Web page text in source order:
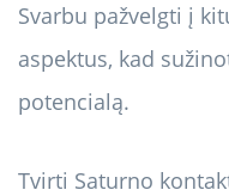
Svarbu pažvelgti į
aspektus, kad
potencialą.
Tvirti Saturno